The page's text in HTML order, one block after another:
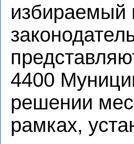
избираемый
4400
решении
рамках,